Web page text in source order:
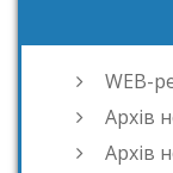
WEB-
Архів
Архів